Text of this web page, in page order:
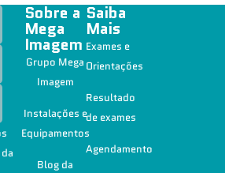
Sobre a
Mega
Imagem
Grupo Mega
Imagem
Instalações e
Equipamentos
Blog da
Saiba
Mais
Exames e
Orientações
Resultado
de exames
Agendamento